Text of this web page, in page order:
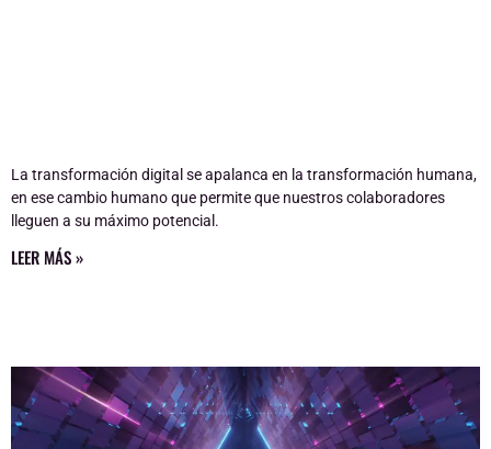
La transformación digital se apalanca en la transformación humana,
en ese cambio humano que permite que nuestros colaboradores
lleguen a su máximo potencial.
LEER MÁS »